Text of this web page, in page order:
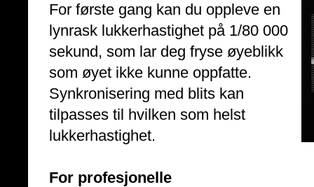
For første gang kan du oppleve en
lynrask lukkerhastighet på 1/80 000
sekund, som lar deg fryse øyeblikk
som øyet ikke kunne oppfatte.
Synkronisering med blits kan
tilpasses til hvilken som helst
lukkerhastighet.
For profesjonelle